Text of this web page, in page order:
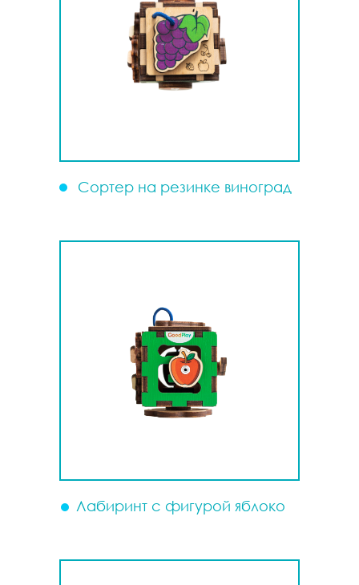
Сортер на резинке виноград
Лабиринт с фигурой яблоко